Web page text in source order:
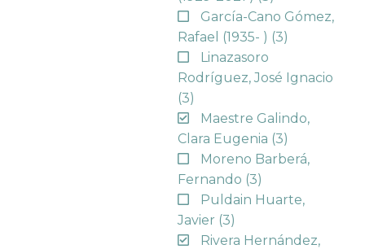
García-Cano Gómez,
Rafael (1935- ) (3)
Linazasoro
Rodríguez, José Ignacio
(3)
Maestre Galindo,
Clara Eugenia (3)
Moreno Barberá,
Fernando (3)
Puldain Huarte,
Javier (3)
Rivera Hernández,